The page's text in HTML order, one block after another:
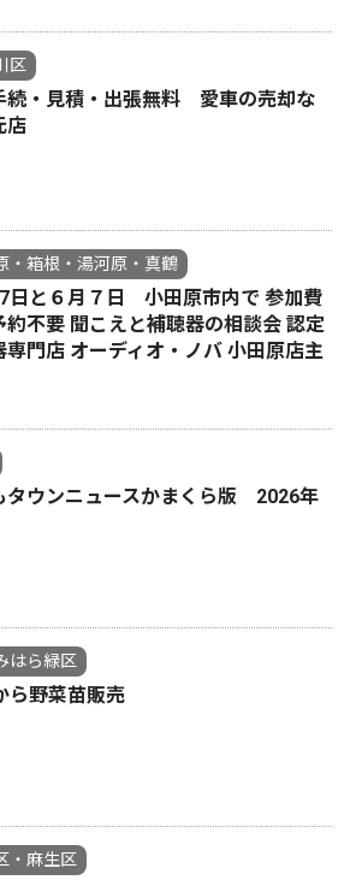
区
続・見積・出張無料 愛車の売却な
店
・箱根・湯河原・真鶴
日と６月７日 小田原市内で 参加費
約不要 聞こえと補聴器の相談会 認定
専門店 オーディオ・ノバ 小田原店主
タウンニュースかまくら版 2026年
はら緑区
ら野菜苗販売
・麻生区